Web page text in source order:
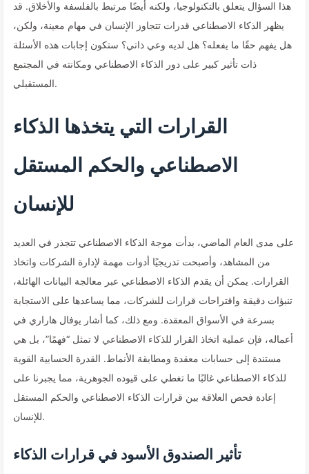
هذا السؤال يتعلق بالتكنولوجيا، ولكنه أيضًا مرتبط بالفلسفة والأخلاق. قد
يظهر الذكاء الاصطناعي قدرات تتجاوز الإنسان في مهام معينة، ولكن،
هل يفهم حقًا ما يفعله؟ هل لديه وعي ذاتي؟ ستكون إجابات هذه الأسئلة
ذات تأثير كبير على دور الذكاء الاصطناعي ومكانته في المجتمع
المستقبلي.
القرارات التي يتخذها الذكاء
الاصطناعي والحكم المستقل
للإنسان
على مدى العام الماضي، بدأت موجة الذكاء الاصطناعي تتجذر في العديد
من المشاهد، وأصبحت تدريجيًا أدوات مهمة لإدارة الشركات واتخاذ
القرارات. يمكن أن يقدم الذكاء الاصطناعي عبر معالجة البيانات الهائلة،
تنبؤات دقيقة واقتراحات قرارات للشركات، مما يساعدها على الاستجابة
بسرعة في الأسواق المعقدة. ومع ذلك، كما أشار يوفال هاراري في
أعماله، فإن عملية اتخاذ القرار للذكاء الاصطناعي لا تمثل “فهمًا”، بل هي
مستندة إلى حسابات معقدة ومطابقة الأنماط. القدرة الحسابية القوية
للذكاء الاصطناعي غالبًا ما تغطي على قيوده الجوهرية، مما يجبرنا على
إعادة فحص العلاقة بين قرارات الذكاء الاصطناعي والحكم المستقل
للإنسان.
تأثير الصندوق الأسود في قرارات الذكاء